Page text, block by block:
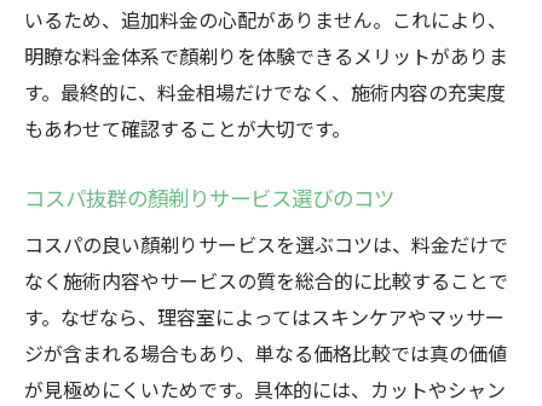
いるため、追加料金の心配がありません。これにより、
明瞭な料金体系で顏剃りを体験できるメリットがありま
す。最終的に、料金相場だけでなく、施術内容の充実度
もあわせて確認することが大切です。
コスパ抜群の顏剃りサービス選びのコツ
コスパの良い顏剃りサービスを選ぶコツは、料金だけで
なく施術内容やサービスの質を総合的に比較することで
す。なぜなら、理容室によってはスキンケアやマッサー
ジが含まれる場合もあり、単なる価格比較では真の価値
が見極めにくいためです。具体的には、カットやシャン